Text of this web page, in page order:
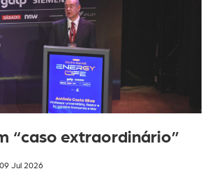
“caso extraordinário”
Jul 2026